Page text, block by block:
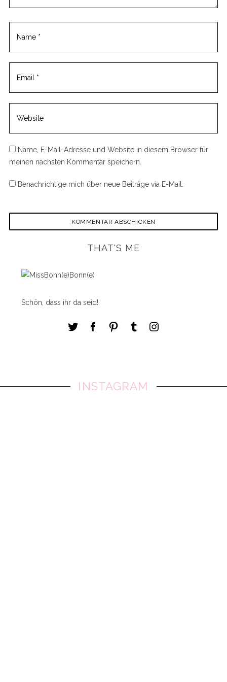
t
Name, E-Mail-Adresse und Website in diesem Browser für
meinen nächsten Kommentar speichern.
Benachrichtige mich über neue Beiträge via E-Mail.
THAT'S ME
Schön, dass ihr da seid!
INSTAGRAM
h
r